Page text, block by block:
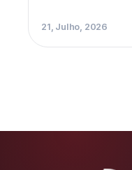
21, Julho, 2026